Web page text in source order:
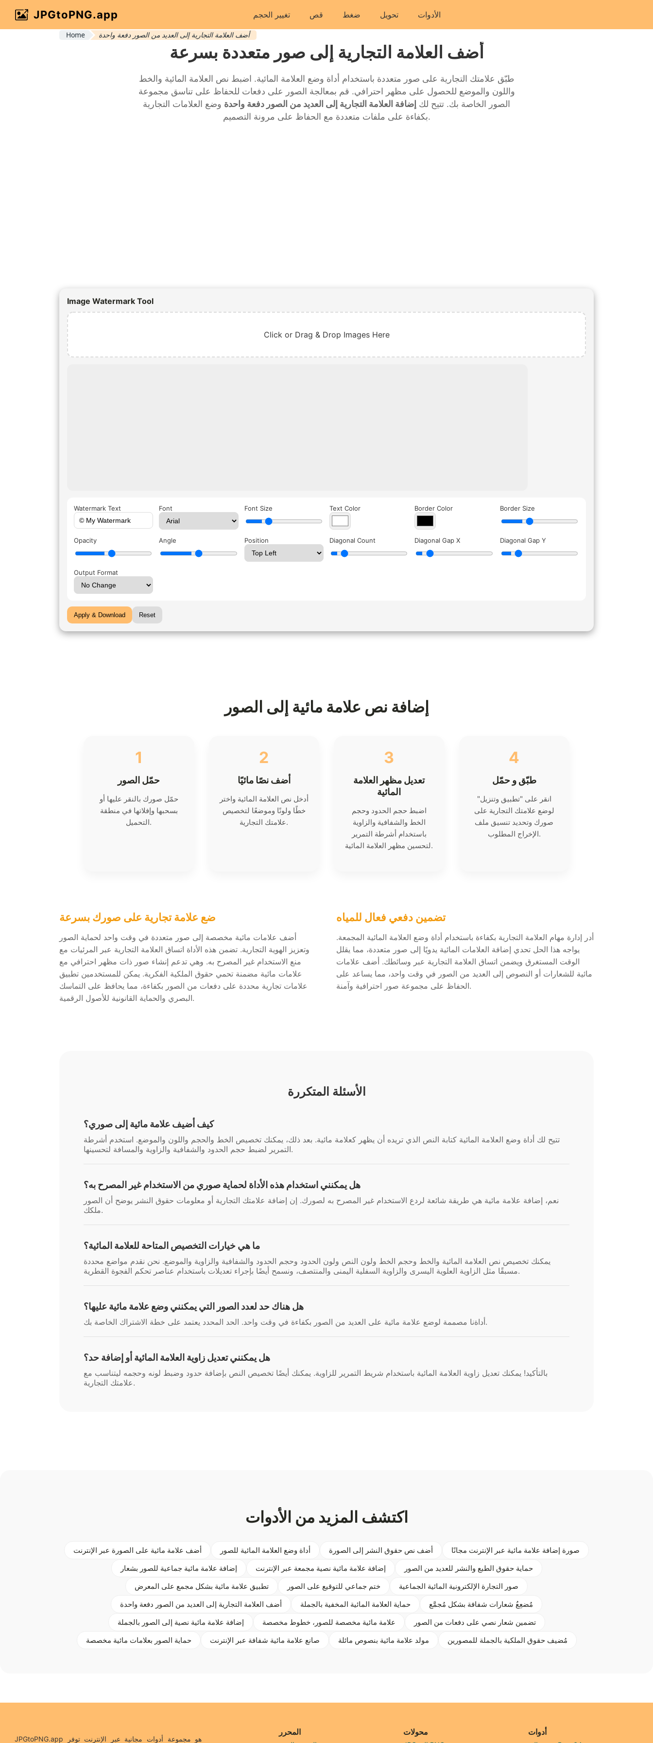
JPGtoPNG.app تغيير الحجم قص ضغط تحويل الأدوات
Home أضف العلامة التجارية إلى العديد من الصور دفعة واحدة
أضف العلامة التجارية إلى صور متعددة بسرعة
طبّق علامتك التجارية على صور متعددة باستخدام أداة وضع العلامة المائية. اضبط نص العلامة المائية والخط
واللون والموضع للحصول على مظهر احترافي. قم بمعالجة الصور على دفعات للحفاظ على تناسق مجموعة
الصور الخاصة بك. تتيح لك إضافة العلامة التجارية إلى العديد من الصور دفعة واحدة وضع العلامات التجارية
بكفاءة على ملفات متعددة مع الحفاظ على مرونة التصميم.
Image Watermark Tool
Click or Drag & Drop Images Here
Watermark Text Font Font Size Text Color Border Color Border Size
Opacity Angle Position Diagonal Count Diagonal Gap X Diagonal Gap Y
Output Format
Apply & Download Reset
إضافة نص علامة مائية إلى الصور
1
حمّل الصور
حمّل صورك بالنقر عليها أو
بسحبها وإفلاتها في منطقة
التحميل.
2
أضف نصًا مائيًا
أدخل نص العلامة المائية واختر
خطًا ولونًا وموضعًا لتخصيص
علامتك التجارية.
3
تعديل مظهر العلامة
المائية
اضبط حجم الحدود وحجم
الخط والشفافية والزاوية
باستخدام أشرطة التمرير
لتحسين مظهر العلامة المائية.
4
طبّق و حمّل
انقر على "تطبيق وتنزيل"
لوضع علامتك التجارية على
صورك وتحديد تنسيق ملف
الإخراج المطلوب.
ضع علامة تجارية على صورك بسرعة
أضف علامات مائية مخصصة إلى صور متعددة في وقت واحد لحماية الصور
وتعزيز الهوية التجارية. تضمن هذه الأداة اتساق العلامة التجارية عبر المرئيات مع
منع الاستخدام غير المصرح به. وهي تدعم إنشاء صور ذات مظهر احترافي مع
علامات مائية مضمنة تحمي حقوق الملكية الفكرية. يمكن للمستخدمين تطبيق
علامات تجارية محددة على دفعات من الصور بكفاءة، مما يحافظ على التماسك
البصري والحماية القانونية للأصول الرقمية.
تضمين دفعي فعال للمياه
أدر إدارة مهام العلامة التجارية بكفاءة باستخدام أداة وضع العلامة المائية المجمعة.
يواجه هذا الحل تحدي إضافة العلامات المائية يدويًا إلى صور متعددة، مما يقلل
الوقت المستغرق ويضمن اتساق العلامة التجارية عبر وسائطك. أضف علامات
مائية للشعارات أو النصوص إلى العديد من الصور في وقت واحد، مما يساعد على
الحفاظ على مجموعة صور احترافية وآمنة.
الأسئلة المتكررة
كيف أضيف علامة مائية إلى صوري؟
تتيح لك أداة وضع العلامة المائية كتابة النص الذي تريده أن يظهر كعلامة مائية. بعد ذلك، يمكنك تخصيص الخط والحجم واللون والموضع. استخدم أشرطة
التمرير لضبط حجم الحدود والشفافية والزاوية والمسافة لتحسينها.
هل يمكنني استخدام هذه الأداة لحماية صوري من الاستخدام غير المصرح به؟
نعم، إضافة علامة مائية هي طريقة شائعة لردع الاستخدام غير المصرح به لصورك. إن إضافة علامتك التجارية أو معلومات حقوق النشر يوضح أن الصور
ملكك.
ما هي خيارات التخصيص المتاحة للعلامة المائية؟
يمكنك تخصيص نص العلامة المائية والخط وحجم الخط ولون النص ولون الحدود وحجم الحدود والشفافية والزاوية والموضع. نحن نقدم مواضع محددة
مسبقًا مثل الزاوية العلوية اليسرى والزاوية السفلية اليمنى والمنتصف، ونسمح أيضًا بإجراء تعديلات باستخدام عناصر تحكم الفجوة القطرية.
هل هناك حد لعدد الصور التي يمكنني وضع علامة مائية عليها؟
أداةنا مصممة لوضع علامة مائية على العديد من الصور بكفاءة في وقت واحد. الحد المحدد يعتمد على خطة الاشتراك الخاصة بك.
هل يمكنني تعديل زاوية العلامة المائية أو إضافة حد؟
بالتأكيد! يمكنك تعديل زاوية العلامة المائية باستخدام شريط التمرير للزاوية. يمكنك أيضًا تخصيص النص بإضافة حدود وضبط لونه وحجمه ليتناسب مع
علامتك التجارية.
اكتشف المزيد من الأدوات
أضف علامة مائية على الصورة عبر الإنترنت أداة وضع العلامة المائية للصور أضف نص حقوق النشر إلى الصورة
صورة إضافة علامة مائية عبر الإنترنت مجانًا
إضافة علامة مائية جماعية للصور بشعار
إضافة علامة مائية نصية مجمعة عبر الإنترنت
حماية حقوق الطبع والنشر للعديد من الصور
تطبيق علامة مائية بشكل مجمع على المعرض
ختم جماعي للتوقيع على الصور
صور التجارة الإلكترونية المائية الجماعية
أضف العلامة التجارية إلى العديد من الصور دفعة واحدة
حماية العلامة المائية المخفية بالجملة
مُضعِعُ شعارات شفافة بشكل مُجمَّع
إضافة علامة مائية نصية إلى الصور بالجملة
علامة مائية مخصصة للصور، خطوط مخصصة
تضمين شعار نصي على دفعات من الصور
حماية الصور بعلامات مائية مخصصة
صانع علامة مائية شفافة عبر الإنترنت مولد علامة مائية بنصوص مائلة مُضيف حقوق الملكية بالجملة للمصورين
JPGtoPNG.app هو مجموعة أدوات مجانية عبر الإنترنت توفر
المحرر محولات أدوات